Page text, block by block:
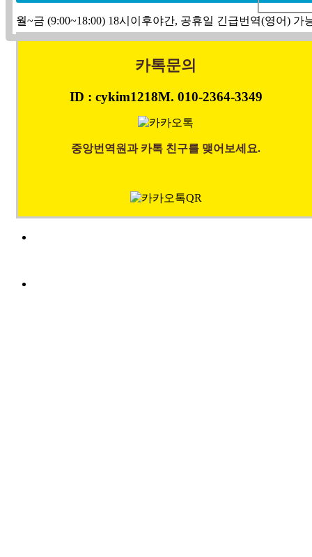
월~금 (9:00~18:00) 18시이후야간, 공휴일 긴급번역(영어) 가
카톡문의
ID : cykim1218M. 010-2364-3349
중앙번역원과 카톡 친구를 맺어보세요.